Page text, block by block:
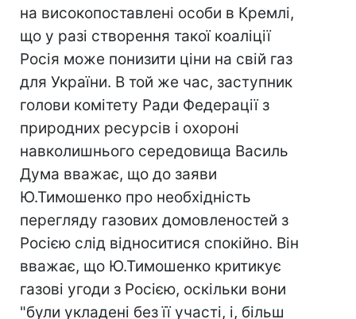
на високопоставлені особи в Кремлі,
що у разі створення такої коаліції
Росія може понизити ціни на свій газ
для України. В той же час, заступник
голови комітету Ради Федерації з
природних ресурсів і охороні
навколишнього середовища Василь
Дума вважає, що до заяви
Ю.Тимошенко про необхідність
перегляду газових домовленостей з
Росією слід відноситися спокійно. Він
вважає, що Ю.Тимошенко критикує
газові угоди з Росією, оскільки вони
"були укладені без її участі, і, більш